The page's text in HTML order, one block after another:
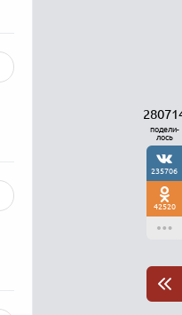
подели-
лось
235706
42520